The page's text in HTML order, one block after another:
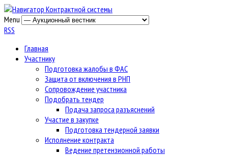
Menu
RSS
Главная
Участнику
Подготовка жалобы в ФАС
Защита от включения в РНП
Сопровождение участника
Подобрать тендер
Подача запроса разъяснений
Участие в закупке
Подготовка тендерной заявки
Исполнение контракта
Ведение претензионной работы